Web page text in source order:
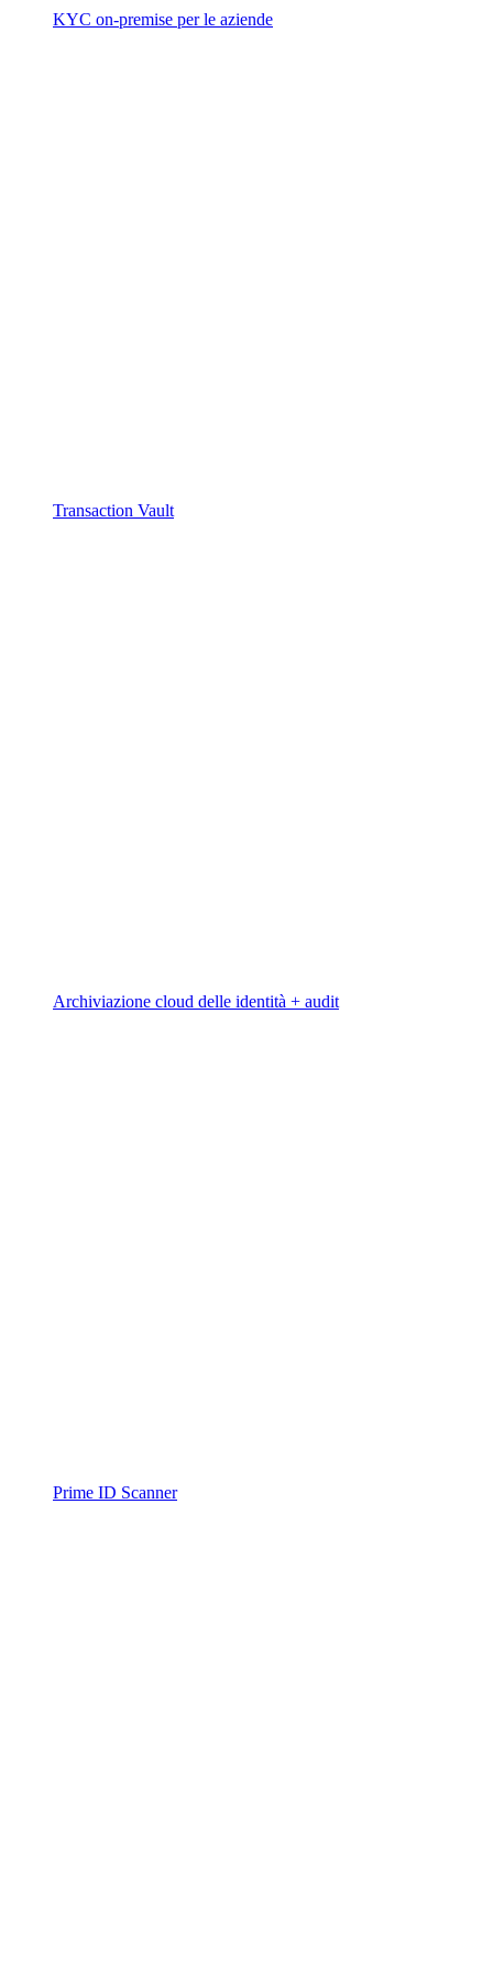
KYC on-premise per le aziende
Transaction Vault
Archiviazione cloud delle identità + audit
Prime ID Scanner